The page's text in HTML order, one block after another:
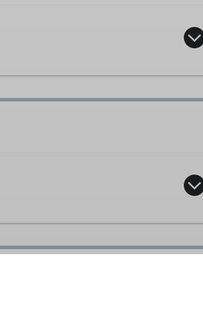
können und körperlich in